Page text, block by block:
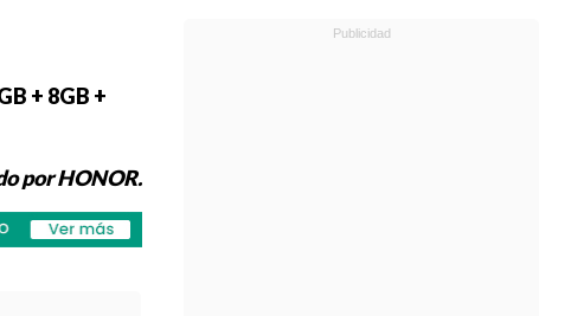
+ 8GB +
por HONOR.